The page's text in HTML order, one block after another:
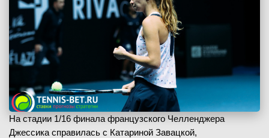
На стадии 1/16 финала французского Челленджера
Джессика справилась с Катариной Завацкой,